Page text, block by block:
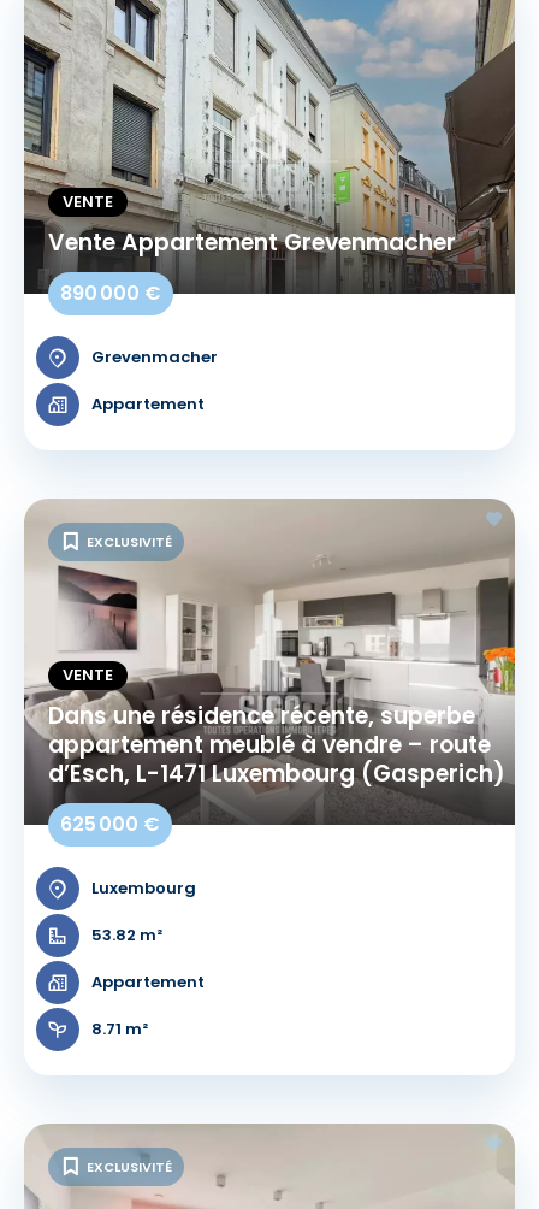
VENTE
Vente Appartement Grevenmacher
890 000 €
Grevenmacher
Appartement
VENTE
Dans une résidence récente, superbe
appartement meublé à vendre – route
d’Esch, L-1471 Luxembourg (Gasperich)
625 000 €
Luxembourg
53.82 m²
Appartement
8.71 m²
EXCLUSIVITÉ
EXCLUSIVITÉ